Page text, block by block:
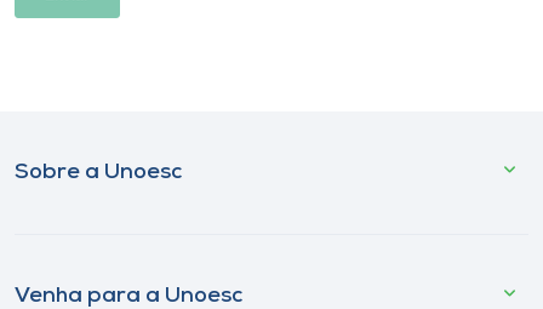
Sobre a Unoesc
Venha para a Unoesc